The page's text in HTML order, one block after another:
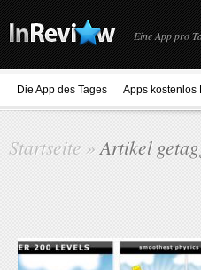
Eine App pro
Die App des Tages Apps kostenlos
Startseite »Artikel